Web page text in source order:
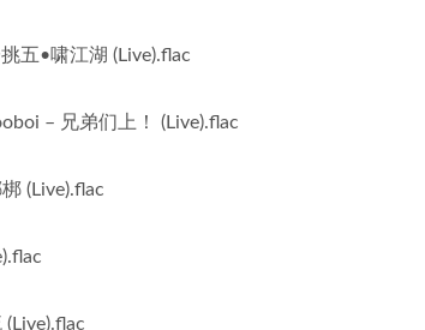
五•啸江湖 (Live).flac
– 兄弟们上！ (Live).flac
(Live).flac